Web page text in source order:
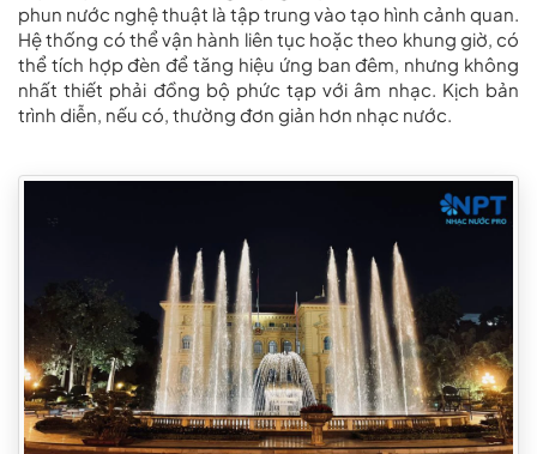
phun nước nghệ thuật là tập trung vào tạo hình cảnh quan.
Hệ thống có thể vận hành liên tục hoặc theo khung giờ, có
thể tích hợp đèn để tăng hiệu ứng ban đêm, nhưng không
nhất thiết phải đồng bộ phức tạp với âm nhạc. Kịch bản
trình diễn, nếu có, thường đơn giản hơn nhạc nước.